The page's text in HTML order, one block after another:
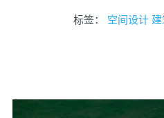
标签： 空间设计